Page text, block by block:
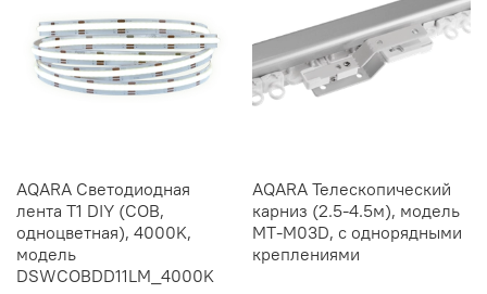
AQARA Светодиодная
лента T1 DIY (COB,
одноцветная), 4000K,
модель
DSWCOBDD11LM_4000K
AQARA Телескопический
карниз (2.5-4.5м), модель
MT-M03D, с однорядными
креплениями